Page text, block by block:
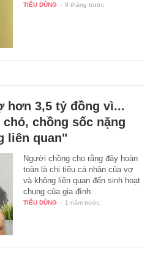
TIÊU DÙNG - 9 tháng trước
hơn 3,5 tỷ đồng vì...
chồng sốc nặng
liên quan"
Người chồng cho rằng đây hoàn
toàn là chi tiêu cá nhân của vợ
và không liên quan đến sinh hoạt
chung của gia đình.
TIÊU DÙNG - 1 năm trước